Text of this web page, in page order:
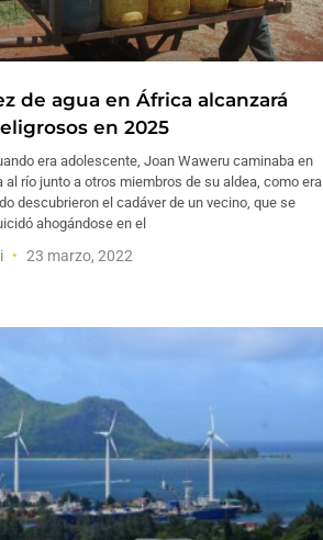
de agua en África alcanzará
en 2025
era adolescente, Joan Waweru caminaba en
al río junto a otros miembros de su aldea, como era
descubrieron el cadáver de un vecino, que se
ahogándose en el
23 marzo, 2022